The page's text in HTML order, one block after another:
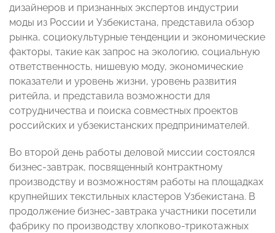
дизайнеров и признанных экспертов индустрии
моды из России и Узбекистана, представила обзор
рынка, социокультурные тенденции и экономические
факторы, такие как запрос на экологию, социальную
ответственность, нишевую моду, экономические
показатели и уровень жизни, уровень развития
ритейла, и представила возможности для
сотрудничества и поиска совместных проектов
российских и убзекистанских предпринимателей.
Во второй день работы деловой миссии состоялся
бизнес-завтрак, посвященный контрактному
производству и возможностям работы на площадках
крупнейших текстильных кластеров Узбекистана. В
продолжение бизнес-завтрака участники посетили
фабрику по производству хлопково-трикотажных